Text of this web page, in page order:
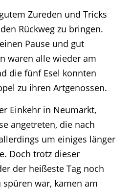
Zureden und Tricks
Rückweg zu bringen.
Pause und gut
waren alle wieder am
die fünf Esel konnten
zu ihren Artgenossen.
Einkehr in Neumarkt,
angetreten, die nach
um einiges länger
Doch trotz dieser
der heißeste Tag noch
war, kamen am